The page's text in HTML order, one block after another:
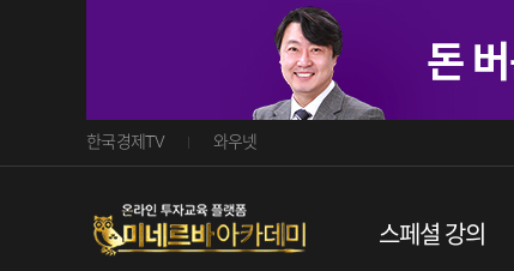
한국경제TV 와우넷
스페셜 강의